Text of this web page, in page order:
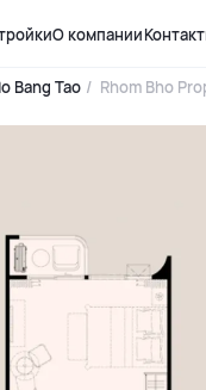
О компании
Bang Tao Rhom Bho